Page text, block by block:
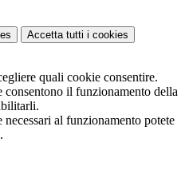
Accetta tutti i cookies
quali cookie consentire.
consentono il funzionamento della
al funzionamento potete
.